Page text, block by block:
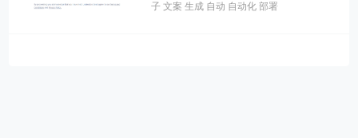
子 文案 生成 自动 自动化 部署